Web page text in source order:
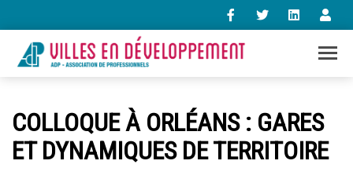
contact@villes-developpement.org
COLLOQUE À ORLÉANS : GARES
ET DYNAMIQUES DE TERRITOIRE